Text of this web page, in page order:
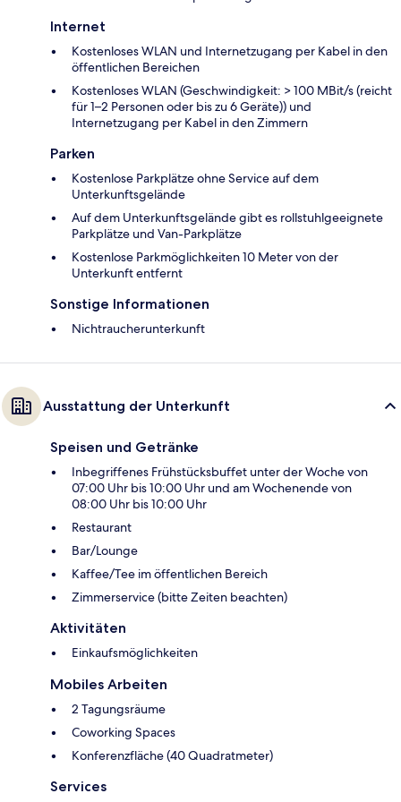
Internet
Kostenloses WLAN und Internetzugang per Kabel in den
öffentlichen Bereichen
Kostenloses WLAN (Geschwindigkeit: > 100 MBit/s (reicht
für 1–2 Personen oder bis zu 6 Geräte)) und
Internetzugang per Kabel in den Zimmern
Parken
Kostenlose Parkplätze ohne Service auf dem
Unterkunftsgelände
Auf dem Unterkunftsgelände gibt es rollstuhlgeeignete
Parkplätze und Van-Parkplätze
Kostenlose Parkmöglichkeiten 10 Meter von der
Unterkunft entfernt
Sonstige Informationen
Nichtraucherunterkunft
Ausstattung der Unterkunft
Speisen und Getränke
Inbegriffenes Frühstücksbuffet unter der Woche von
07:00 Uhr bis 10:00 Uhr und am Wochenende von
08:00 Uhr bis 10:00 Uhr
Restaurant
Bar/Lounge
Kaffee/Tee im öffentlichen Bereich
Zimmerservice (bitte Zeiten beachten)
Aktivitäten
Einkaufsmöglichkeiten
Mobiles Arbeiten
2 Tagungsräume
Coworking Spaces
Konferenzfläche (40 Quadratmeter)
Services